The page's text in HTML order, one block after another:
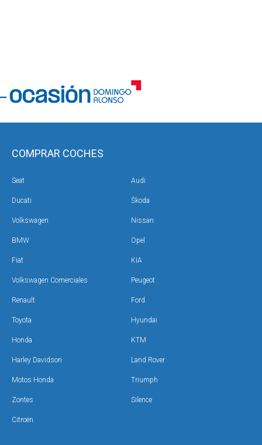
COMPRAR COCHES
Seat Audi
Ducati Škoda
Volkswagen Nissan
BMW Opel
Fiat KIA
Volkswagen Comerciales Peugeot
Renault Ford
Toyota Hyundai
Honda KTM
Harley Davidson Land Rover
Motos Honda Triumph
Zontes Silence
Citroën